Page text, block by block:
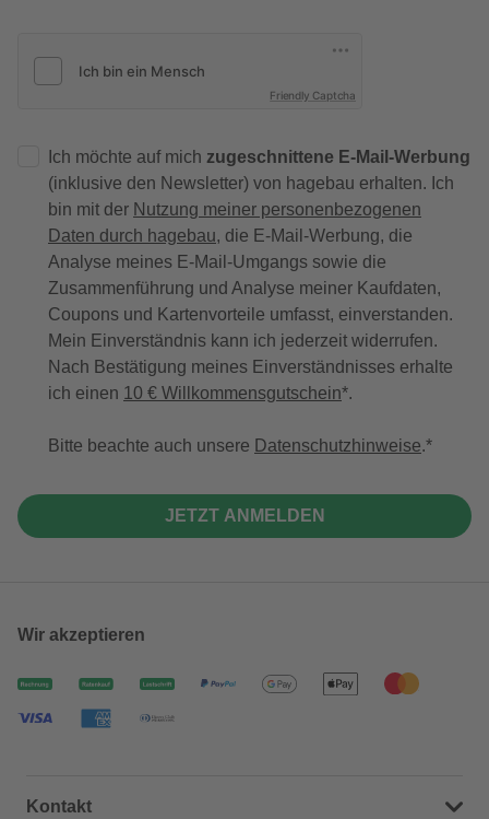
Friendly Captcha
Ich möchte auf mich zugeschnittene E-Mail-Werbung
(inklusive den Newsletter) von hagebau erhalten. Ich
bin mit der Nutzung meiner personenbezogenen
Daten durch hagebau, die E-Mail-Werbung, die
Analyse meines E-Mail-Umgangs sowie die
Zusammenführung und Analyse meiner Kaufdaten,
Coupons und Kartenvorteile umfasst, einverstanden.
Mein Einverständnis kann ich jederzeit widerrufen.
Nach Bestätigung meines Einverständnisses erhalte
ich einen 10 € Willkommensgutschein*.
Bitte beachte auch unsere Datenschutzhinweise.
JETZT ANMELDEN
Wir akzeptieren
Kontakt